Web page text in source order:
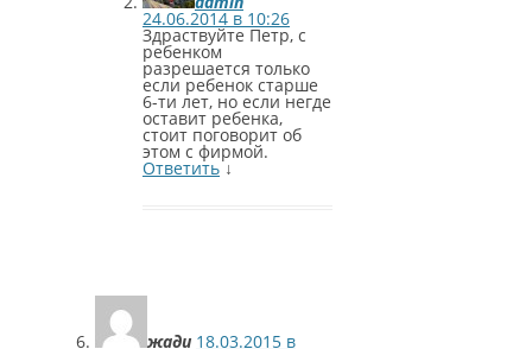
24.06.2014 в 10:26
Здраствуйте Петр, с
ребенком
разрешается только
если ребенок старше
6-ти лет, но если негде
оставит ребенка,
стоит поговорит об
этом с фирмой.
Ответить ↓
жади 18.03.2015 в